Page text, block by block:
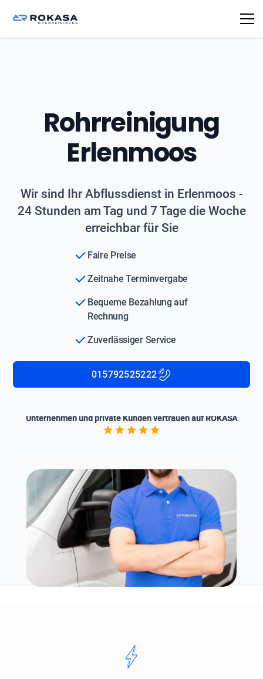
Rohrreinigung
Erlenmoos
Wir sind Ihr Abflussdienst in Erlenmoos -
24 Stunden am Tag und 7 Tage die Woche
erreichbar für Sie
Faire Preise
Zeitnahe Terminvergabe
Bequeme Bezahlung auf
Rechnung
Zuverlässiger Service
015792525222
Unternehmen und private Kunden vertrauen auf ROKASA